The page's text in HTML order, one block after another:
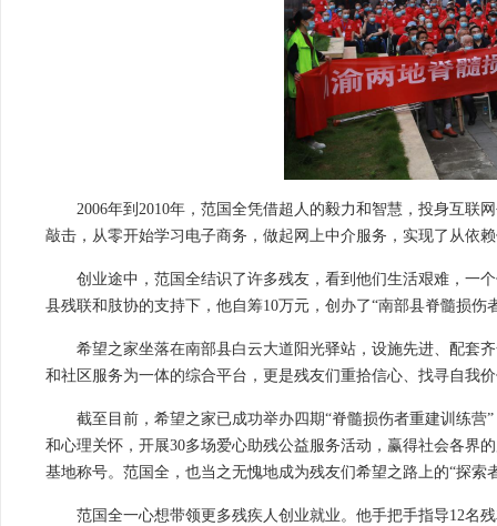
2006年到2010年，范国全凭借超人的毅力和智慧，投身互联
敲击，从零开始学习电子商务，做起网上中介服务，实现了从依
创业途中，范国全结识了许多残友，看到他们生活艰难，一
县残联和肢协的支持下，他自筹10万元，创办了“南部县脊髓损
希望之家坐落在南部县白云大道阳光驿站，设施先进、配套
和社区服务为一体的综合平台，更是残友们重拾信心、找寻自我
截至目前，希望之家已成功举办四期“脊髓损伤者重建训练
和心理关怀，开展30多场爱心助残公益服务活动，赢得社会各界
基地称号。范国全，也当之无愧地成为残友们希望之路上的“探索
范国全一心想带领更多残疾人创业就业。他手把手指导12名